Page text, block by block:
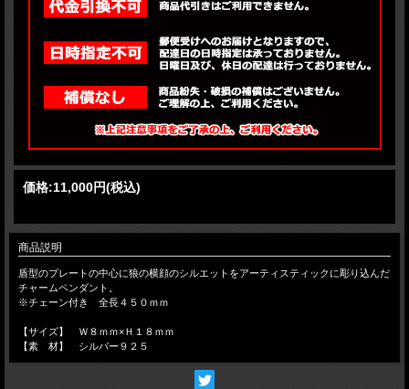
価格:11,000円(税込)
商品説明
盾型のプレートの中心に狼の横顔のシルエットをアーティスティックに彫り込んだ
チャームペンダント。
※チェーン付き 全長４５０ｍｍ
【サイズ】 Ｗ８ｍｍ×Ｈ１８ｍｍ
【素 材】 シルバー９２５